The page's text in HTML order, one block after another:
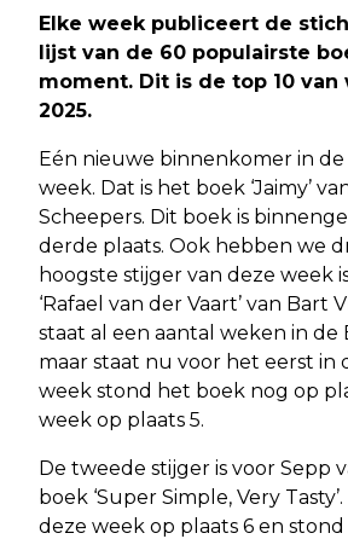
Elke week publiceert de
lijst van de 60 populairste
moment. Dit is de top 10 van
2025.
Eén nieuwe binnenkomer in de
week. Dat is het boek ‘Jaimy’
Scheepers. Dit boek is
derde plaats. Ook hebben we
hoogste stijger van deze week
‘Rafael van der Vaart’ van Bart
staat al een aantal weken in de
maar staat nu voor het eerst in
week stond het boek nog op
week op plaats 5.
De tweede stijger is voor Sepp
boek ‘Super Simple, Very
deze week op plaats 6 en